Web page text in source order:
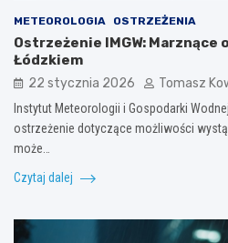
METEOROLOGIA OSTRZEŻENIA
Ostrzeżenie IMGW: Marznące
Łódzkiem
22 stycznia 2026 Tomasz
Instytut Meteorologii i Gospodarki
ostrzeżenie dotyczące możliwości
może…
Czytaj dalej